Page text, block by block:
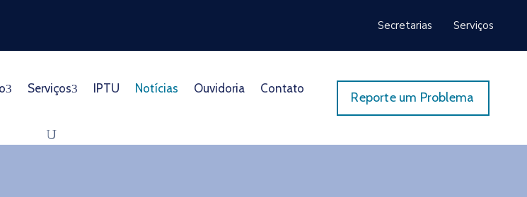
Secretarias Serviços
Serviços IPTU Notícias Ouvidoria Contato
Reporte um Problema